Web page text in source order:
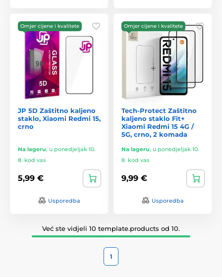
Omjer cijene i kvalitete
JP 5D Zaštitno kaljeno
staklo, Xiaomi Redmi 15,
crno
Na lageru, u ponedjeljak 10.
8. kod vas
5,99 €
Usporedba
Omjer cijene i kvalitete
Tech-Protect Zaštitno
kaljeno staklo Fit+
Xiaomi Redmi 15 4G /
5G, crno, 2 komada
Na lageru, u ponedjeljak 10.
8. kod vas
9,99 €
Usporedba
Već ste vidjeli 10 template.products od 10.
1